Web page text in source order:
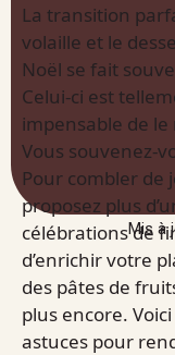
Mis à
La transition
volaille et le
Noël se fait
Celui-ci est
impensable de le
Vous souvenez-
Pour combler de
proposez plus
célébrations de
d’enrichir votre
des pâtes de
plus encore.
astuces pour